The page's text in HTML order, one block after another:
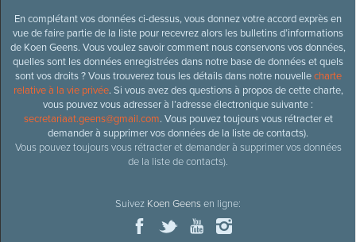
En complétant vos données ci-dessus, vous donnez votre accord exprès en
vue de faire partie de la liste pour recevrez alors les bulletins d’informations
de Koen Geens. Vous voulez savoir comment nous conservons vos données,
quelles sont les données enregistrées dans notre base de données et quels
sont vos droits ? Vous trouverez tous les détails dans notre nouvellecharte
relative à la vie privée. Si vous avez des questions à propos de cette charte,
vous pouvez vous adresser à l’adresse électronique suivante :
secretariaat.geens@gmail.com. Vous pouvez toujours vous rétracter et
demander à supprimer vos données de la liste de contacts).
Vous pouvez toujours vous rétracter et demander à supprimer vos données
de la liste de contacts).
Suivez Koen Geensen ligne: